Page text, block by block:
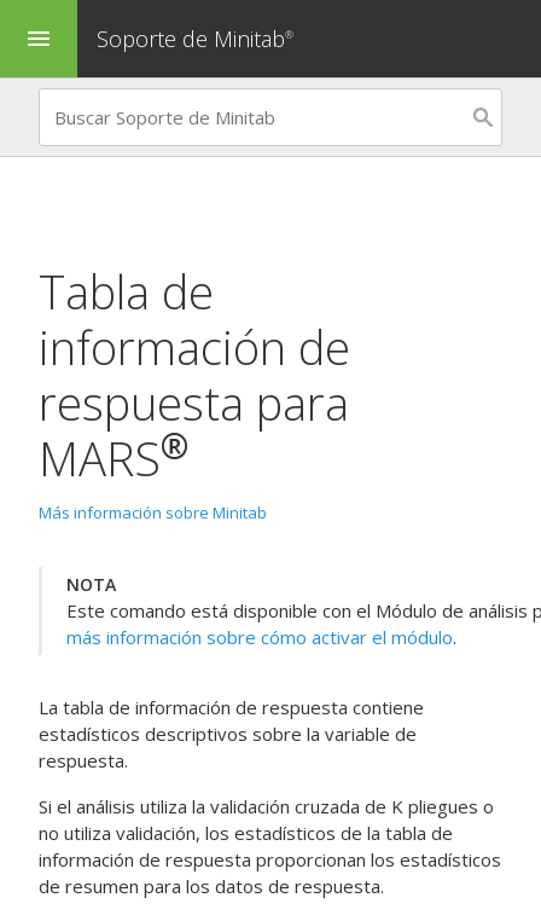
menu Soporte de Minitab®
Tabla de
información de
respuesta para
MARS®
Más información sobre Minitab
NOTA
Este comando está disponible con el Módulo de análisis
más información sobre cómo activar el módulo.
La tabla de información de respuesta contiene
estadísticos descriptivos sobre la variable de
respuesta.
Si el análisis utiliza la validación cruzada de K pliegues o
no utiliza validación, los estadísticos de la tabla de
información de respuesta proporcionan los estadísticos
de resumen para los datos de respuesta.